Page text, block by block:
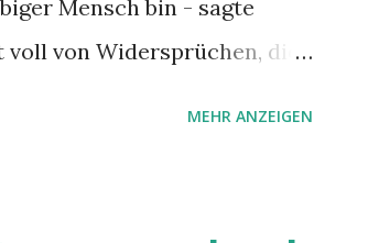
Mensch bin - sagte
voll von Widersprüchen, die
MEHR ANZEIGEN